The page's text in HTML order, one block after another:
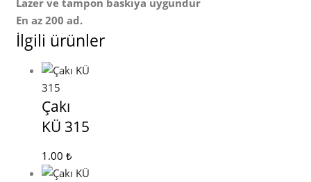
Lazer ve tampon baskıya uygundur
En az 200 ad.
İlgili ürünler
Çakı
KÜ 315
1.00 ₺